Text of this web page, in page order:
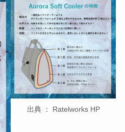
出典 ： Ratelworks HP